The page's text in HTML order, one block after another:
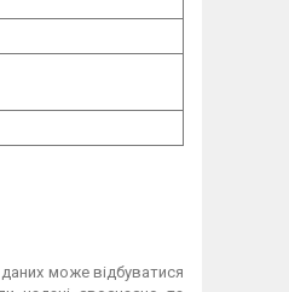
може відбуватися